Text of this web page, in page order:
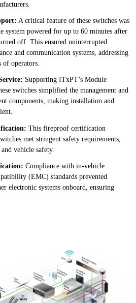
A critical feature of these switches was
system powered for up to 60 minutes after
off. This ensured uninterrupted
and communication systems, addressing
of operators.
Supporting ITxPT’s Module
switches simplified the management and
components, making installation and
This fireproof certification
met stringent safety requirements,
vehicle safety.
Compliance with in-vehicle
(EMC) standards prevented
electronic systems onboard, ensuring